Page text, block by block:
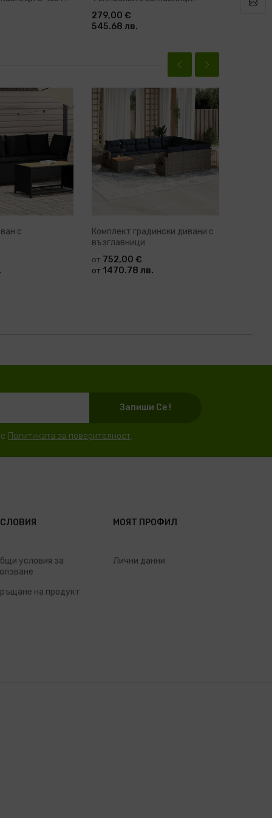
акация масив Glenn
279,00 €
545.68 лв.
с
Комплект градински дивани с
възглавници
от 752,00 €
от 1470.78 лв.
Запиши Се !
Политиката за поверителност.
условия за
на продукт
МОЯТ ПРОФИЛ
Лични данни